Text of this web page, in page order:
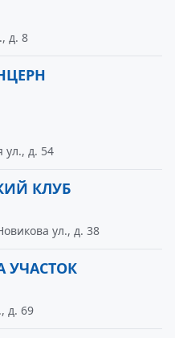
д. 8
ул., д. 54
КЛУБ
ул., д. 38
УЧАСТОК
д. 69